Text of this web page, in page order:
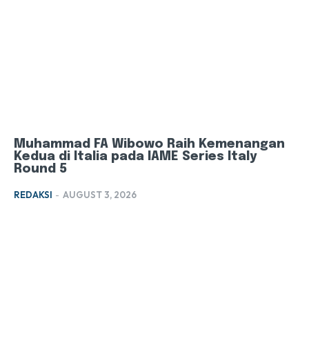
Muhammad FA Wibowo Raih Kemenangan
Kedua di Italia pada IAME Series Italy
Round 5
REDAKSI - AUGUST 3, 2026